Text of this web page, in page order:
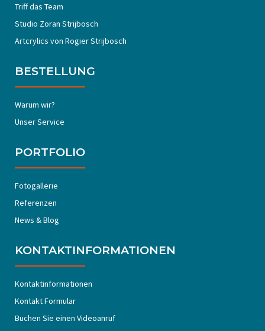
Triff das Team
Studio Zoran Strijbosch
Artcrylics von Rogier Strijbosch
BESTELLUNG
Warum wir?
Unser Service
PORTFOLIO
Fotogallerie
Referenzen
News & Blog
KONTAKTINFORMATIONEN
Kontaktinformationen
Kontakt Formular
Buchen Sie einen Videoanruf